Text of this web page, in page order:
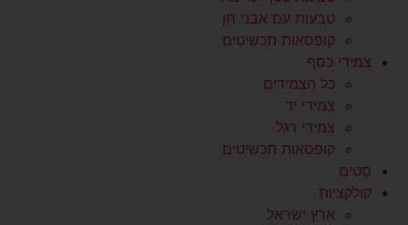
טבעות עם אבני חן
קופסאות תכשיטים
צמידי כסף
כל הצמידים
צמידי יד
צמידי רגל
קופסאות תכשיטים
סטים
קולקציות
ארץ ישראל